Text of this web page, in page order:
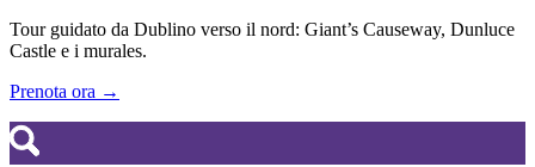
Tour guidato da Dublino verso il nord: Giant’s Causeway, Dunluce
Castle e i murales.
Prenota ora →